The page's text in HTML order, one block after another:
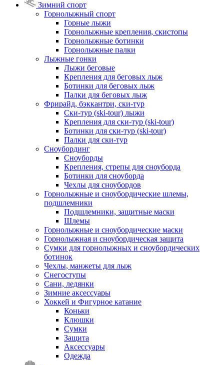
Зимний спорт
Горнолыжный спорт
Горные лыжи
Горнолыжные крепления, скистопы
Горнолыжные ботинки
Горнолыжные палки
Лыжные гонки
Лыжи беговые
Крепления для беговых лыж
Ботинки для беговых лыж
Палки для беговых лыж
Фрирайд, бэккантри, ски-тур
Ски-тур (ski-tour) лыжи
Крепления для ски-тур (ski-tour)
Ботинки для ски-тур (ski-tour)
Палки для ски-тур
Сноубординг
Сноуборды
Крепления, стрепы для сноуборда
Ботинки для сноуборда
Чехлы для сноубордов
Горнолыжные и сноубордические шлемы,
подшлемники
Подшлемники, защитные маски
Шлемы
Горнолыжные и сноубордические маски
Горнолыжная и сноубордическая защита
Сумки для горнолыжных и сноубордических
ботинок
Чехлы, манжеты для лыж
Снегоступы
Сани, ледянки
Зимние аксессуары
Хоккей и Фигурное катание
Коньки
Клюшки
Сумки
Защита
Аксессуары
Одежда